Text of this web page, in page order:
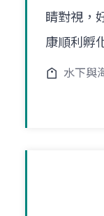
睛對視，
康順利孵
水下與